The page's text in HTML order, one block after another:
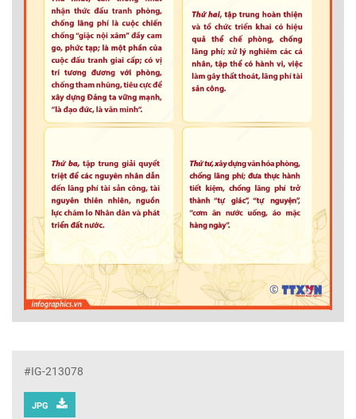
#IG-213078
JPG